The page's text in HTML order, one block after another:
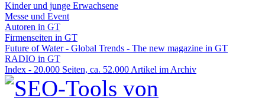
Kinder und junge Erwachsene
Messe und Event
Autoren in GT
Firmenseiten in GT
Future of Water - Global Trends - The new magazine in GT
RADIO in GT
Index - 20.000 Seiten, ca. 52.000 Artikel im Archiv